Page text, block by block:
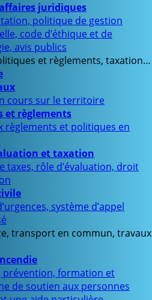
juridiques
politique de gestion
code d’éthique et de
avis publics
et règlements, taxation…
cours sur le territoire
et règlements
règlements et politiques en
et taxation
taxes, rôle d’évaluation, droit
système d’appel
transport en commun, travaux
prévention, formation et
de soutien aux personnes